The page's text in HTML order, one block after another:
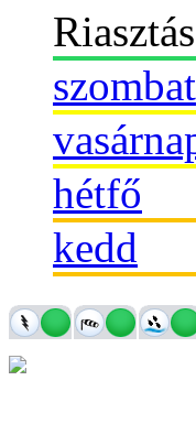
Riasztás
szombat
hétfő
kedd